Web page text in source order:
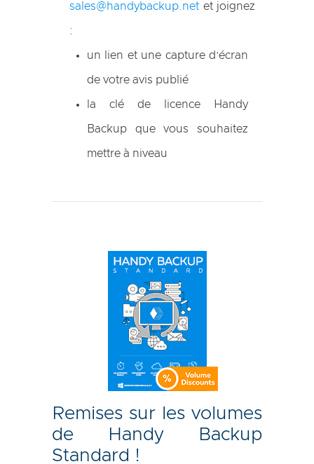
sales@handybackup.net et joignez
:
un lien et une capture d’écran
de votre avis publié
la clé de licence Handy
Backup que vous souhaitez
mettre à niveau
Remises sur les volumes
de Handy Backup
Standard !